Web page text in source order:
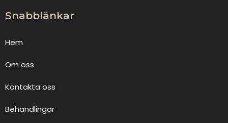
Snabblänkar
Hem
Om oss
Kontakta oss
Behandlingar